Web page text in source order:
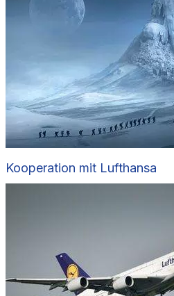
Kooperation mit Lufthansa